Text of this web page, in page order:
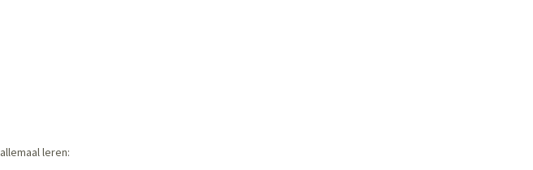
leren: